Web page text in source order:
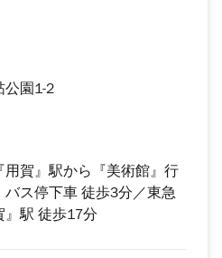
公園1-2
用賀』駅から『美術館』行
バス停下車 徒歩3分／東急
』駅 徒歩17分